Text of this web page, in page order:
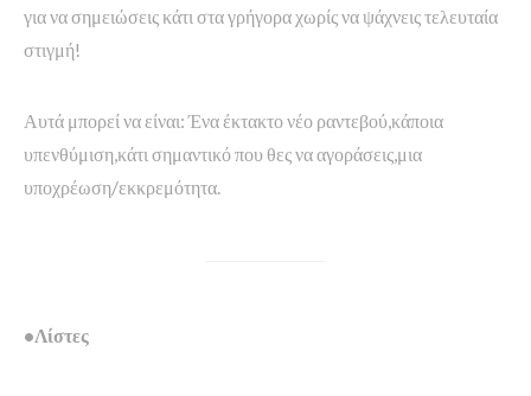
για να σημειώσεις κάτι στα γρήγορα χωρίς να ψάχνεις τελευταία
στιγμή!
Αυτά μπορεί να είναι: Ένα έκτακτο νέο ραντεβού,κάποια
υπενθύμιση,κάτι σημαντικό που θες να αγοράσεις,μια
υποχρέωση/εκκρεμότητα.
•Λίστες